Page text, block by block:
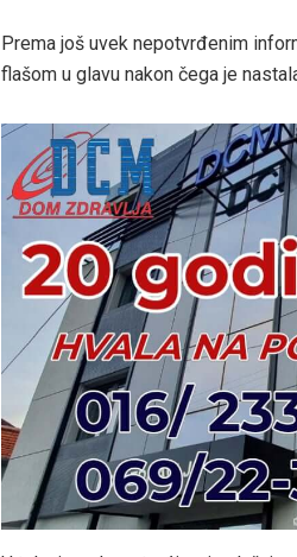
Prema još uvek nepotvrđenim
flašom u glavu nakon čega je